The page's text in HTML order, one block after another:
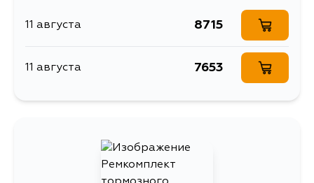
11 августа 8715
11 августа 7653